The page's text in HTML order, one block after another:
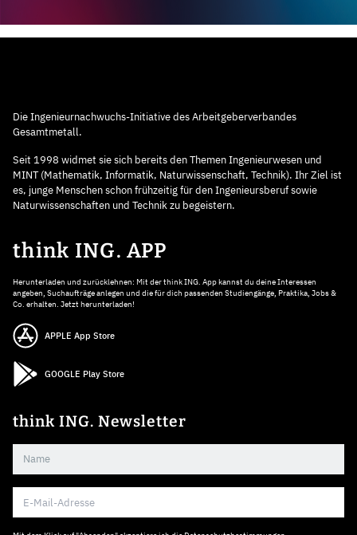
Die Ingenieurnachwuchs-Initiative des Arbeitgeberverbandes
Gesamtmetall.
Seit 1998 widmet sie sich bereits den Themen Ingenieurwesen und
MINT (Mathematik, Informatik, Naturwissenschaft, Technik). Ihr Ziel ist
es, junge Menschen schon frühzeitig für den Ingenieursberuf sowie
Naturwissenschaften und Technik zu begeistern.
think ING. APP
Herunterladen und zurücklehnen: Mit der think ING. App kannst du deine Interessen
angeben, Suchaufträge anlegen und die für dich passenden Studiengänge, Praktika, Jobs &
Co. erhalten. Jetzt herunterladen!
APPLE App Store
GOOGLE Play Store
think ING. Newsletter